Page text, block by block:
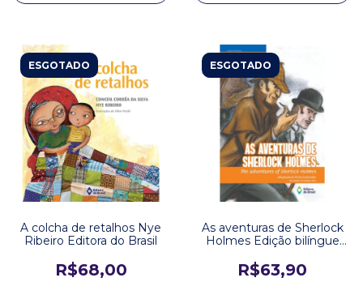
ESGOTADO
A colcha de retalhos Nye
Ribeiro Editora do Brasil
R$68,00
ESGOTADO
As aventuras de Sherlock
Holmes Edição bilíngue
Editora do Brasil
R$63,90